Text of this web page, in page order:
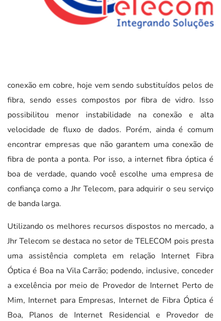
conexão em cobre, hoje vem sendo substituídos pelos de
fibra, sendo esses compostos por fibra de vidro. Isso
possibilitou menor instabilidade na conexão e alta
velocidade de fluxo de dados. Porém, ainda é comum
encontrar empresas que não garantem uma conexão de
fibra de ponta a ponta. Por isso, a internet fibra óptica é
boa de verdade, quando você escolhe uma empresa de
confiança como a Jhr Telecom, para adquirir o seu serviço
de banda larga.
Utilizando os melhores recursos dispostos no mercado, a
Jhr Telecom se destaca no setor de TELECOM pois presta
uma assistência completa em relação Internet Fibra
Óptica é Boa na Vila Carrão; podendo, inclusive, conceder
a excelência por meio de Provedor de Internet Perto de
Mim, Internet para Empresas, Internet de Fibra Óptica é
Boa, Planos de Internet Residencial e Provedor de